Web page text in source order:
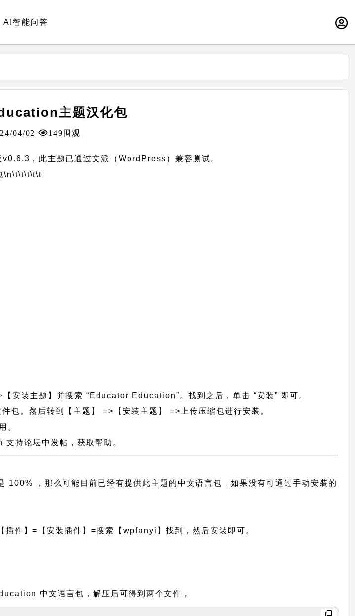
AI智能问答
主题汉化包
04/02 149围观
，此主题已通过文派（WordPress）兼容测试。
\n\t\t\t\t\t
安装主题】并搜索 “Educator Education”。找到之后，单击 “安装” 即可。
。然后转到【主题】 =>【安装主题】 =>上传压缩包进行安装。
。
持论坛中发帖，获取帮助。
，那么可能目前已经有提供此主题的中文语言包，如果没有可通过手动安装的
插件】=【安装插件】=搜索【wpfanyi】找到，然后安装即可。
中文语言包，解压后可得到两个文件，